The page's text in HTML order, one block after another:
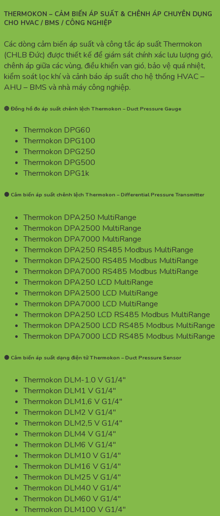
THERMOKON – CẢM BIẾN ÁP SUẤT & CHÊNH ÁP CHUYÊN DỤNG
CHO HVAC / BMS / CÔNG NGHIỆP
Các dòng cảm biến áp suất và công tắc áp suất Thermokon
(CHLB Đức) được thiết kế để giám sát chính xác lưu lượng gió,
chênh áp giữa các vùng, điều khiển van gió, bảo vệ quá nhiệt,
kiểm soát lọc khí và cảnh báo áp suất cho hệ thống HVAC –
AHU – BMS và nhà máy công nghiệp.
🔴 Đồng hồ đo áp suất chênh lệch Thermokon – Duct Pressure Gauge
Thermokon DPG60
Thermokon DPG100
Thermokon DPG250
Thermokon DPG500
Thermokon DPG1k
🟠 Cảm biến áp suất chênh lệch Thermokon – Differential Pressure Transmitter
Thermokon DPA250 MultiRange
Thermokon DPA2500 MultiRange
Thermokon DPA7000 MultiRange
Thermokon DPA250 RS485 Modbus MultiRange
Thermokon DPA2500 RS485 Modbus MultiRange
Thermokon DPA7000 RS485 Modbus MultiRange
Thermokon DPA250 LCD MultiRange
Thermokon DPA2500 LCD MultiRange
Thermokon DPA7000 LCD MultiRange
Thermokon DPA250 LCD RS485 Modbus MultiRange
Thermokon DPA2500 LCD RS485 Modbus MultiRange
Thermokon DPA7000 LCD RS485 Modbus MultiRange
🟡 Cảm biến áp suất dạng điện tử Thermokon – Duct Pressure Sensor
Thermokon DLM-1.0 V G1/4″
Thermokon DLM1 V G1/4″
Thermokon DLM1,6 V G1/4″
Thermokon DLM2 V G1/4″
Thermokon DLM2,5 V G1/4″
Thermokon DLM4 V G1/4″
Thermokon DLM6 V G1/4″
Thermokon DLM10 V G1/4″
Thermokon DLM16 V G1/4″
Thermokon DLM25 V G1/4″
Thermokon DLM40 V G1/4″
Thermokon DLM60 V G1/4″
Thermokon DLM100 V G1/4″